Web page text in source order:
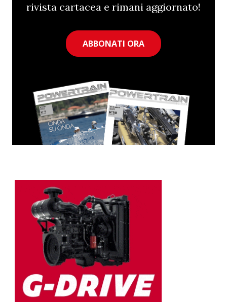
rivista cartacea e rimani aggiornato!
ABBONATI ORA